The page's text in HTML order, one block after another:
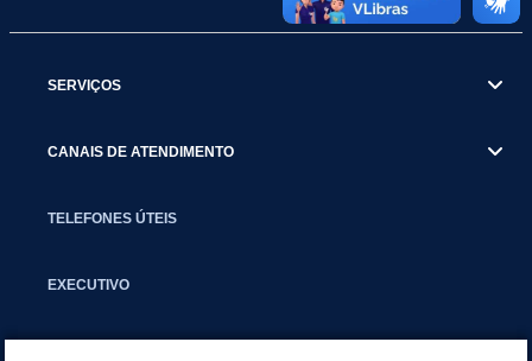
SERVIÇOS
CANAIS DE ATENDIMENTO
TELEFONES ÚTEIS
EXECUTIVO